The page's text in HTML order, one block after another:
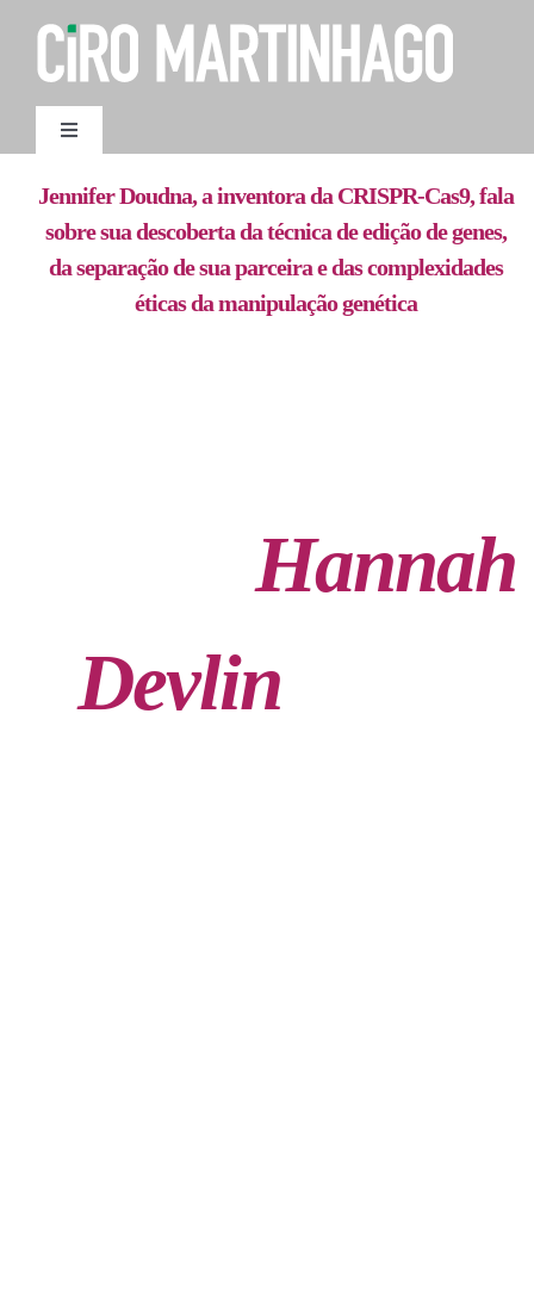
Toggle
Navigation
AGENDAMENTO
Jennifer Doudna, a inventora da CRISPR-Cas9, fala
sobre sua descoberta da técnica de edição de genes,
da separação de sua parceira e das complexidades
éticas da manipulação genética
Hannah
Devlin